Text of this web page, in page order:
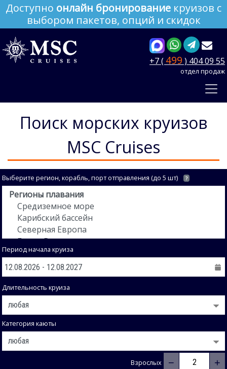
Доступно онлайн бронирование круизов с
выбором пакетов, опций и скидок
+7 ( 499 ) 404 09 55
отдел продаж
Поиск морских круизов
MSC Cruises
Выберите регион, корабль, порт отправления (до 5 шт) ?
Период начала круиза
Длительность круиза
Категория каюты
Взрослых − +